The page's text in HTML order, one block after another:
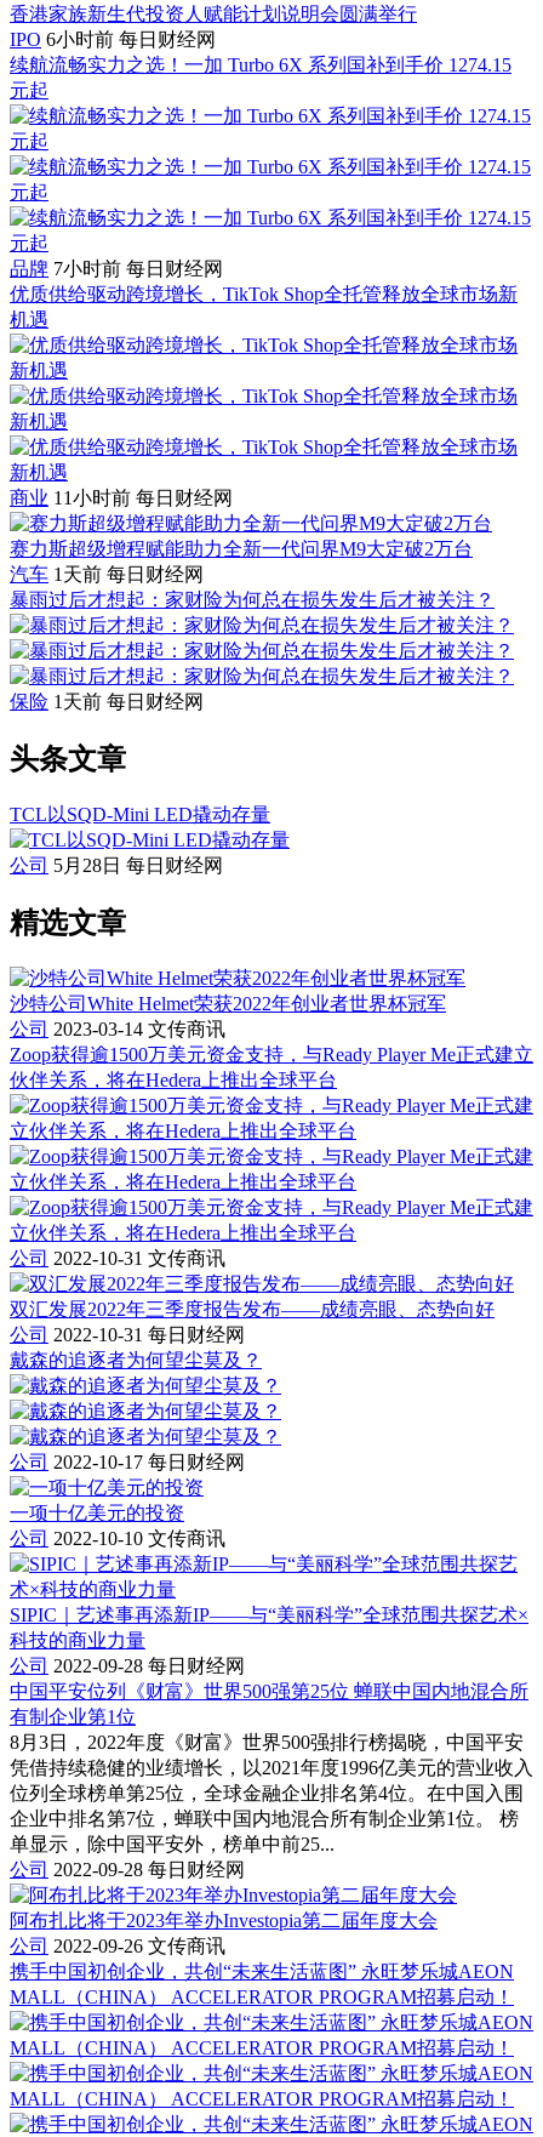
香港家族新生代投资人赋能计划说明会圆满举行
IPO 6小时前 每日财经网
续航流畅实力之选！一加 Turbo 6X 系列国补到手价 1274.15
元起
品牌 7小时前 每日财经网
优质供给驱动跨境增长，TikTok Shop全托管释放全球市场新
机遇
商业 11小时前 每日财经网
赛力斯超级增程赋能助力全新一代问界M9大定破2万台
汽车 1天前 每日财经网
暴雨过后才想起：家财险为何总在损失发生后才被关注？
保险 1天前 每日财经网
头条文章
TCL以SQD-Mini LED撬动存量
公司 5月28日 每日财经网
精选文章
沙特公司White Helmet荣获2022年创业者世界杯冠军
公司 2023-03-14 文传商讯
Zoop获得逾1500万美元资金支持，与Ready Player Me正式建立
伙伴关系，将在Hedera上推出全球平台
公司 2022-10-31 文传商讯
双汇发展2022年三季度报告发布——成绩亮眼、态势向好
公司 2022-10-31 每日财经网
戴森的追逐者为何望尘莫及？
公司 2022-10-17 每日财经网
一项十亿美元的投资
公司 2022-10-10 文传商讯
SIPIC｜艺述事再添新IP——与“美丽科学”全球范围共探艺术×
科技的商业力量
公司 2022-09-28 每日财经网
中国平安位列《财富》世界500强第25位 蝉联中国内地混合所
有制企业第1位
8月3日，2022年度《财富》世界500强排行榜揭晓，中国平安
凭借持续稳健的业绩增长，以2021年度1996亿美元的营业收入
位列全球榜单第25位，全球金融企业排名第4位。在中国入围
企业中排名第7位，蝉联中国内地混合所有制企业第1位。 榜
单显示，除中国平安外，榜单中前25...
公司 2022-09-28 每日财经网
阿布扎比将于2023年举办Investopia第二届年度大会
公司 2022-09-26 文传商讯
携手中国初创企业，共创“未来生活蓝图” 永旺梦乐城AEON
MALL（CHINA） ACCELERATOR PROGRAM招募启动！